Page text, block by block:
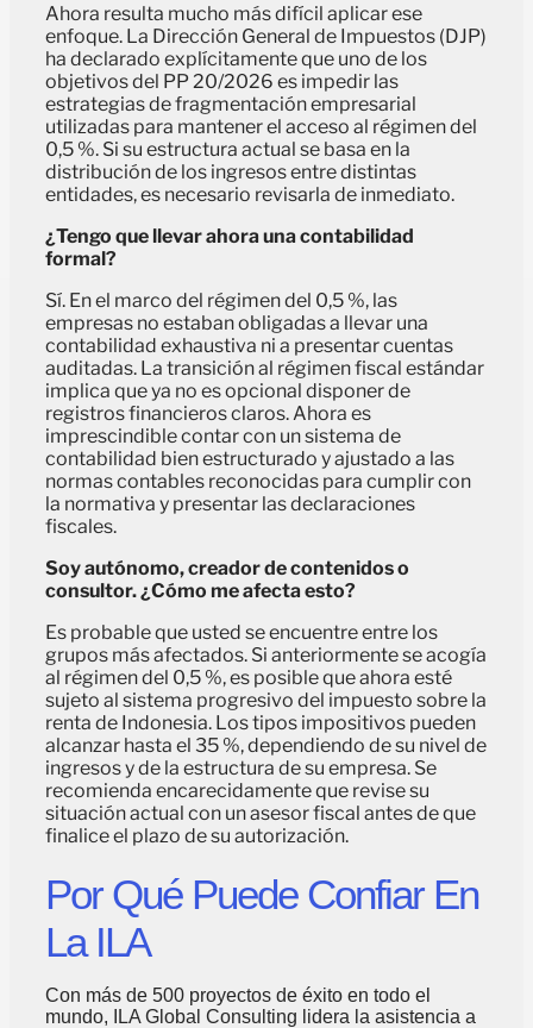
Ahora resulta mucho más difícil aplicar ese
enfoque. La Dirección General de Impuestos (DJP)
ha declarado explícitamente que uno de los
objetivos del PP 20/2026 es impedir las
estrategias de fragmentación empresarial
utilizadas para mantener el acceso al régimen del
0,5 %. Si su estructura actual se basa en la
distribución de los ingresos entre distintas
entidades, es necesario revisarla de inmediato.
¿Tengo que llevar ahora una contabilidad
formal?
Sí. En el marco del régimen del 0,5 %, las
empresas no estaban obligadas a llevar una
contabilidad exhaustiva ni a presentar cuentas
auditadas. La transición al régimen fiscal estándar
implica que ya no es opcional disponer de
registros financieros claros. Ahora es
imprescindible contar con un sistema de
contabilidad bien estructurado y ajustado a las
normas contables reconocidas para cumplir con
la normativa y presentar las declaraciones
fiscales.
Soy autónomo, creador de contenidos o
consultor. ¿Cómo me afecta esto?
Es probable que usted se encuentre entre los
grupos más afectados. Si anteriormente se acogía
al régimen del 0,5 %, es posible que ahora esté
sujeto al sistema progresivo del impuesto sobre la
renta de Indonesia. Los tipos impositivos pueden
alcanzar hasta el 35 %, dependiendo de su nivel de
ingresos y de la estructura de su empresa. Se
recomienda encarecidamente que revise su
situación actual con un asesor fiscal antes de que
finalice el plazo de su autorización.
Por Qué Puede Confiar En
La ILA
Con más de 500 proyectos de éxito en todo el
mundo, ILA Global Consulting lidera la asistencia a